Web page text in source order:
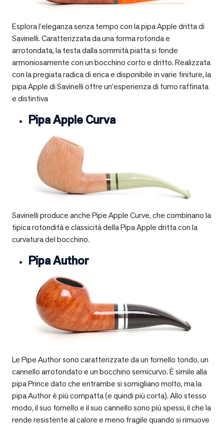
Esplora l’eleganza senza tempo con la pipa Apple dritta di
Savinelli. Caratterizzata da una forma rotonda e
arrotondata, la testa dalla sommità piatta si fonde
armoniosamente con un bocchino corto e dritto. Realizzata
con la pregiata radica di erica e disponibile in varie finiture, la
pipa Apple di Savinelli offre un’esperienza di fumo raffinata
e distintiva
Pipa Apple Curva
Savinelli produce anche Pipe Apple Curve, che combinano la
tipica rotondità e classicità della Pipa Apple dritta con la
curvatura del bocchino.
Pipa Author
Le Pipe Author sono caratterizzate da un fornello tondo, un
cannello arrotondato e un bocchino semicurvo. È simile alla
pipa Prince dato che entrambe si somigliano molto, ma la
pipa Author è più compatta (e quindi più corta). Allo stesso
modo, il suo fornello e il suo cannello sono più spessi, il che la
rende resistente al calore e meno fragile quando si rimuove